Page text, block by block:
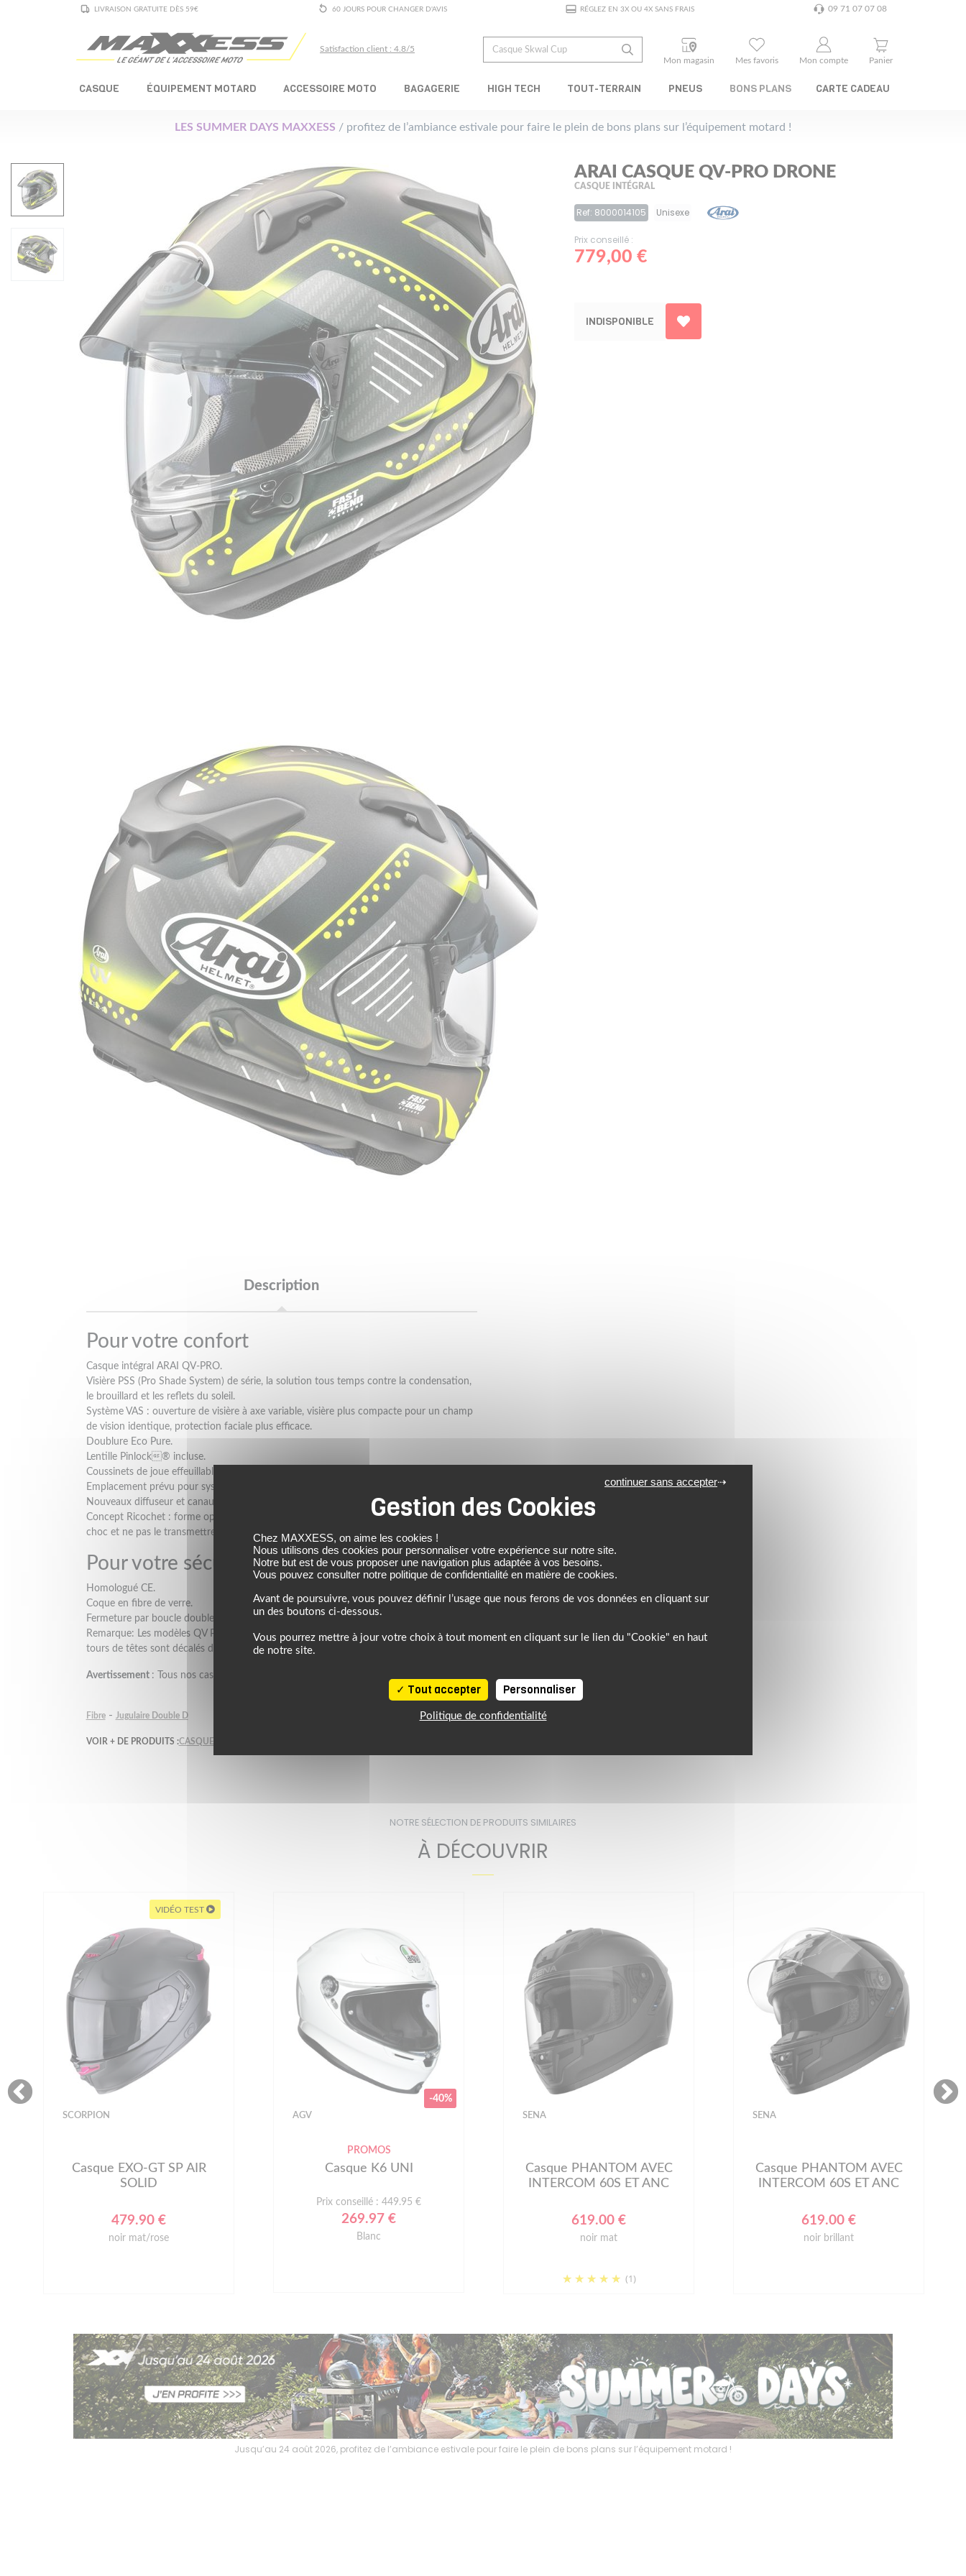
LIVRAISON GRATUITE DÈS 59€ 60 JOURS POUR CHANGER D'AVIS RÉGLEZ EN 3X OU 4X SANS FRAIS 09 71 07 07 08
Satisfaction client : 4.8/5
Mon magasin
Mes favoris Mon compte Panier
CASQUE ÉQUIPEMENT MOTARD ACCESSOIRE MOTO BAGAGERIE HIGH TECH TOUT-TERRAIN PNEUS BONS PLANS CARTE CADEAU
LES SUMMER DAYS MAXXESS / profitez de l’ambiance estivale pour faire le plein de bons plans sur l’équipement motard !
Description
Pour votre confort
Casque intégral ARAI QV-PRO.
Visière PSS (Pro Shade System) de série, la solution tous temps contre la condensation,
le brouillard et les reflets du soleil.
Système VAS : ouverture de visière à axe variable, visière plus compacte pour un champ
de vision identique, protection faciale plus efficace.
Doublure Eco Pure.
Lentille Pinlock® incluse.
Coussinets de joue effeuillables : maintien ajustable.
Emplacement prévu pour système de communication.
Nouveaux diffuseur et canaux d’air intégrés.
Concept Ricochet : forme optimisée pour glisser sur les obstacles, dévier l'impact du
choc et ne pas le transmettre au pilote.
Pour votre sécurité
Homologué CE.
Coque en fibre de verre.
Fermeture par boucle double D pour une sécurité renforcée.
Remarque: Les modèles QV PRO disposent d'une taille de calotte supplémentaire, les
tours de têtes sont décalés d'une taille à partir du L.
Avertissement : Tous nos casques sont livrés avec un écran incolore de série
Fibre - Jugulaire Double D
VOIR + DE PRODUITS :CASQUE INTÉGRAL ARAI
ARAI CASQUE QV-PRO DRONE
CASQUE INTÉGRAL
Ref: 8000014105 Unisexe
Prix conseillé :
779,00 €
INDISPONIBLE
NOTRE SÉLECTION DE PRODUITS SIMILAIRES
À DÉCOUVRIR
VIDÉO TEST
SCORPION
Casque EXO-GT SP AIR
SOLID
479.90 €
noir mat/rose
-40%
AGV
PROMOS
Casque K6 UNI
Prix conseillé : 449.95 €
269.97 €
Blanc
SENA
Casque PHANTOM AVEC
INTERCOM 60S ET ANC
619.00 €
noir mat
(1)
SENA
Casque PHANTOM AVEC
INTERCOM 60S ET ANC
619.00 €
noir brillant
Jusqu’au 24 août 2026, profitez de l’ambiance estivale pour faire le plein de bons plans sur l’équipement motard !
Chez MAXXESS, on aime les cookies !
Nous utilisons des cookies pour personnaliser votre expérience sur notre site.
Notre but est de vous proposer une navigation plus adaptée à vos besoins.
Vous pouvez consulter notre politique de confidentialité en matière de cookies.
Avant de poursuivre, vous pouvez définir l’usage que nous ferons de vos données en cliquant sur
un des boutons ci-dessous.
Vous pourrez mettre à jour votre choix à tout moment en cliquant sur le lien du "Cookie" en haut
de notre site.
Tout accepter
continuer sans accepter
Personnaliser
Politique de confidentialité